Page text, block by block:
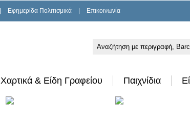
Εφημερίδα Πολιτισμικά Επικοινωνία
Χαρτικά & Είδη Γραφείου Παιχνίδια